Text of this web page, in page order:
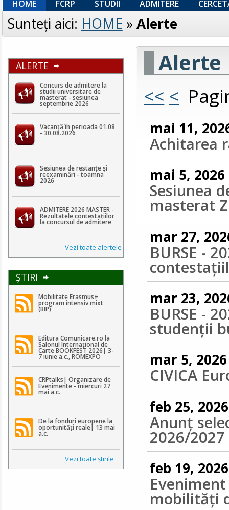
HOME FCRP STUDII ADMITERE
Sunteţi aici: HOME » Alerte
ALERTE
Concurs de admitere la
studii universitare de
masterat - sesiunea
septembrie 2026
Vacanță în perioada 01.08
- 30.08.2026
Sesiunea de restanțe și
reexaminări - toamna
2026
ADMITERE 2026 MASTER -
Rezultatele contestaţiilor
la concursul de admitere
Vezi toate alertele
ŞTIRI
Mobilitate Erasmus+
program intensiv mixt
(BIP)
Editura Comunicare.ro la
Salonul Internațional de
Carte BOOKFEST 2026| 3-
7 iunie a.c., ROMEXPO
CRPtalks| Organizare de
Evenimente - miercuri 27
mai a.c.
De la fonduri europene la
oportunități reale| 13 mai
a.c.
Vezi toate ştirile
Alerte
<< <
mai 11,
Achitarea
mai 5, 2026
Sesiunea
masterat
mar 27,
BURSE -
mar 23,
BURSE -
studenții
mar 5, 2026
CIVICA
feb 25, 2026
Anunț
2026/2027
feb 19, 2026
Eveniment
mobilități